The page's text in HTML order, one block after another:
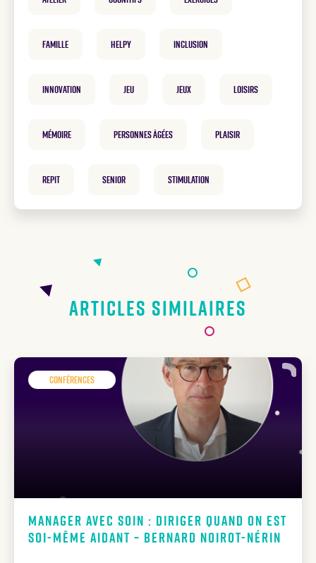
famille helpy inclusion
innovation Jeu Jeux loisirs
mémoire personnes âgées plaisir
repit Senior Stimulation
Articles similaires
Conférences
Manager avec soin : diriger quand on est
soi-même aidant – Bernard Noirot-Nérin